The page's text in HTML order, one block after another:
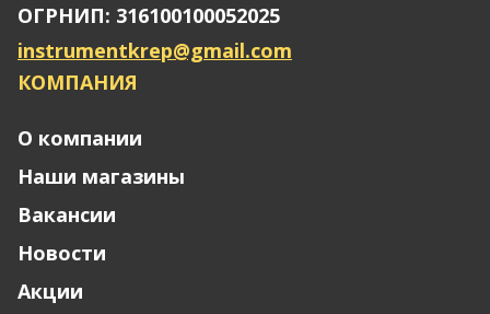
ОГРНИП: 316100100052025
instrumentkrep@gmail.com
КОМПАНИЯ
О компании
Наши магазины
Вакансии
Новости
Акции